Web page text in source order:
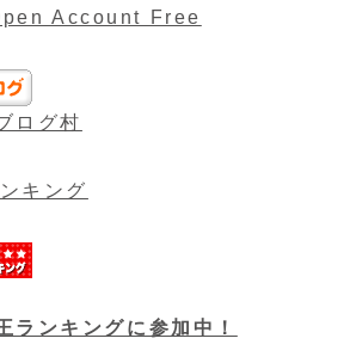
Account Free
ログ村
ランキングに参加中！